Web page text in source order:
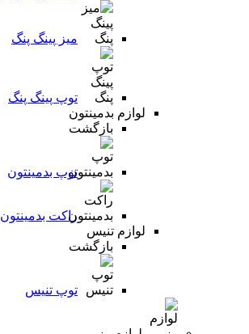
میز پینگ پنگ
توپ پینگ پنگ
لوازم بدمینتون
بازگشت
توپ بدمینتون
راکت بدمینتون
لوازم تنیس
بازگشت
توپ تنیس